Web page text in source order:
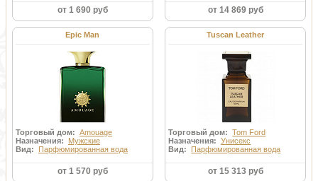
от 1 690 руб от 14 869 руб
Epic Man
Торговый дом: Amouage
Назначения: Мужские
Вид: Парфюмированная вода
от 1 570 руб
Tuscan Leather
Торговый дом:Tom Ford
Назначения:Унисекс
Вид: Парфюмированная вода
от 15 313 руб